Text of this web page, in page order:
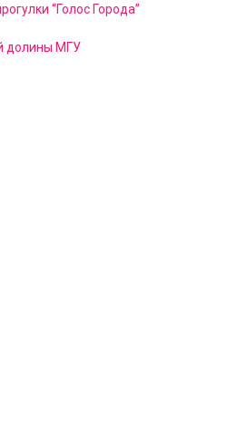
“Голос Города”
долины МГУ